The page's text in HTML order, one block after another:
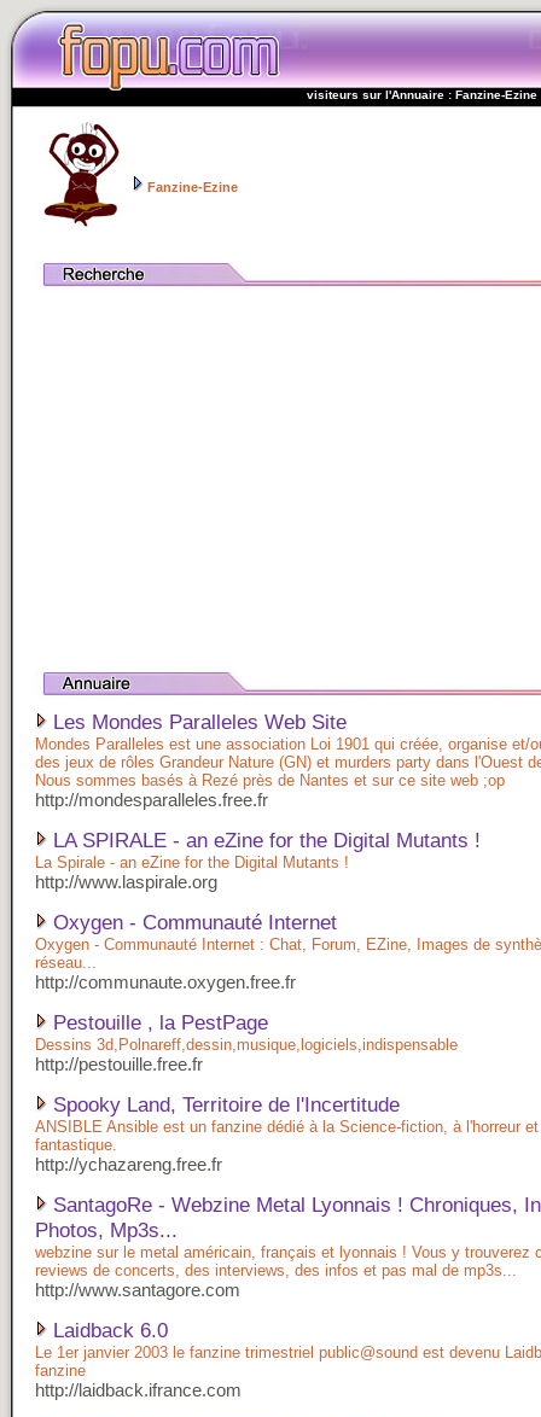
visiteurs sur l'Annuaire : Fanzine-Ezine
Fanzine-Ezine
Les Mondes Paralleles Web Site
Mondes Paralleles est une association Loi 1901 qui créée, organise et/
des jeux de rôles Grandeur Nature (GN) et murders party dans l'Ouest
Nous sommes basés à Rezé près de Nantes et sur ce site web ;op
http://mondesparalleles.free.fr
LA SPIRALE - an eZine for the Digital Mutants !
La Spirale - an eZine for the Digital Mutants !
http://www.laspirale.org
Oxygen - Communauté Internet
Oxygen - Communauté Internet : Chat, Forum, EZine, Images de
réseau...
http://communaute.oxygen.free.fr
Pestouille , la PestPage
Dessins 3d,Polnareff,dessin,musique,logiciels,indispensable
http://pestouille.free.fr
Spooky Land, Territoire de l'Incertitude
ANSIBLE Ansible est un fanzine dédié à la Science-fiction, à l'horreur
fantastique.
http://ychazareng.free.fr
SantagoRe - Webzine Metal Lyonnais ! Chroniques,
Photos, Mp3s...
webzine sur le metal américain, français et lyonnais ! Vous y trouverez
reviews de concerts, des interviews, des infos et pas mal de mp3s...
http://www.santagore.com
Laidback 6.0
Le 1er janvier 2003 le fanzine trimestriel public@sound est devenu
fanzine
http://laidback.ifrance.com